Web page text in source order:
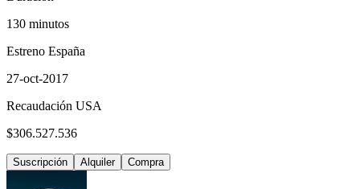
130 minutos
Estreno España
27-oct-2017
Recaudación USA
$306.527.536
Suscripción Alquiler Compra